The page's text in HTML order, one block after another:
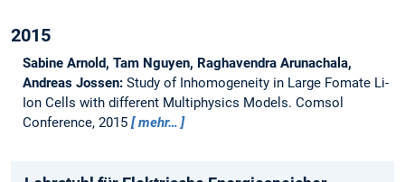
2015
Sabine Arnold, Tam Nguyen, Raghavendra Arunachala,
Andreas Jossen: Study of Inhomogeneity in Large Fomate Li-
Ion Cells with different Multiphysics Models. Comsol
Conference, 2015
mehr…